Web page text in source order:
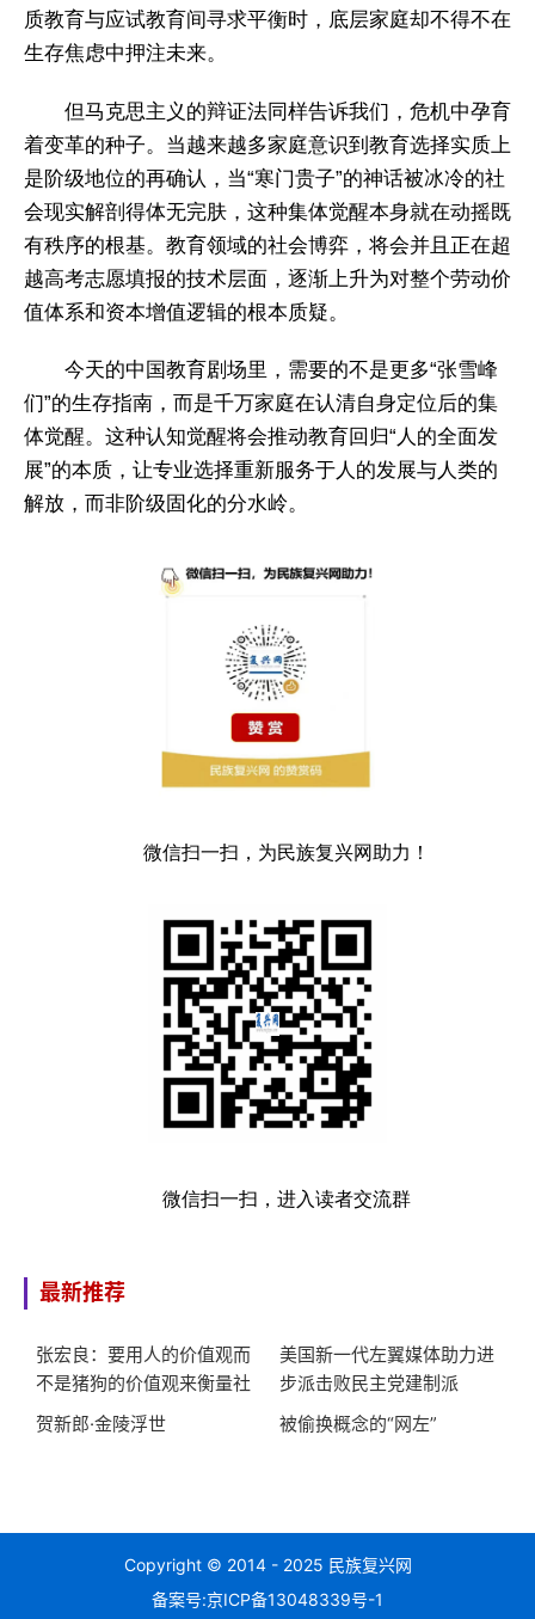
质教育与应试教育间寻求平衡时，底层家庭却不得不在
生存焦虑中押注未来。
但马克思主义的辩证法同样告诉我们，危机中孕育
着变革的种子。当越来越多家庭意识到教育选择实质上
是阶级地位的再确认，当“寒门贵子”的神话被冰冷的社
会现实解剖得体无完肤，这种集体觉醒本身就在动摇既
有秩序的根基。教育领域的社会博弈，将会并且正在超
越高考志愿填报的技术层面，逐渐上升为对整个劳动价
值体系和资本增值逻辑的根本质疑。
今天的中国教育剧场里，需要的不是更多“张雪峰
们”的生存指南，而是千万家庭在认清自身定位后的集
体觉醒。这种认知觉醒将会推动教育回归“人的全面发
展”的本质，让专业选择重新服务于人的发展与人类的
解放，而非阶级固化的分水岭。
微信扫一扫，为民族复兴网助力！
微信扫一扫，进入读者交流群
最新推荐
张宏良：要用人的价值观而
不是猪狗的价值观来衡量社
会
美国新一代左翼媒体助力进
步派击败民主党建制派
贺新郎·金陵浮世
被偷换概念的“网左”
Copyright © 2014 - 2025 民族复兴网
备案号:京ICP备13048339号-1